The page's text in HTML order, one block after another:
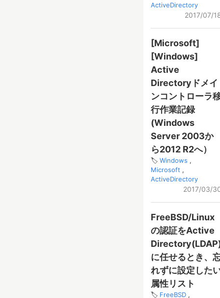
ActiveDirectory
2017/07/
[Microsoft]
[Windows]
Active
Directoryドメイ
ンコントローラ
行作業記録
(Windows
Server 2003か
ら2012 R2へ）
Windows
Microsoft
ActiveDirectory
2017/03/
FreeBSD/Linux
の認証をActive
に任せるとき、
れずに設定した
属性リスト
FreeBSD